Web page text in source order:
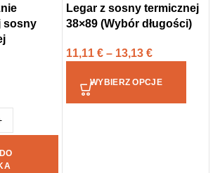
sosny
Legar z sosny termicznej
38×89 (Wybór długości)
11,11 € – 13,13 €
WYBIERZ OPCJE